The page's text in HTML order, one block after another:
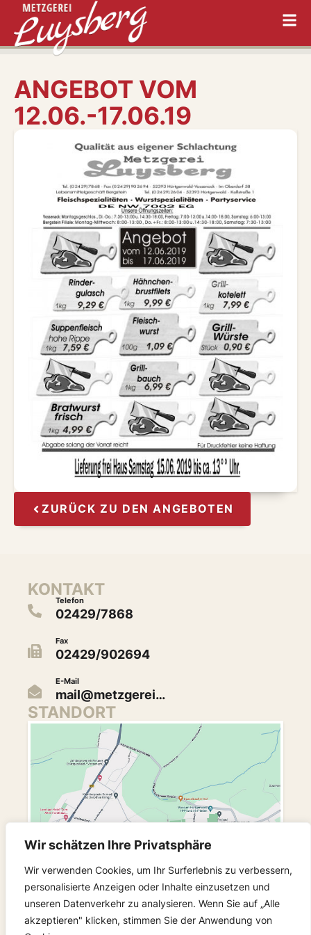
Wir schätzen Ihre Privatsphäre
Wir verwenden Cookies, um Ihr Surferlebnis zu verbessern,
personalisierte Anzeigen oder Inhalte einzusetzen und
unseren Datenverkehr zu analysieren. Wenn Sie auf „Alle
akzeptieren" klicken, stimmen Sie der Anwendung von
ANGEBOT VOM
12.06.-17.06.19
ZURÜCK ZU DEN ANGEBOTEN
KONTAKT
Telefon
02429/7868
Fax
02429/902694
E-Mail
mail@metzgerei…
STANDORT
FOLGEN SIE UNS